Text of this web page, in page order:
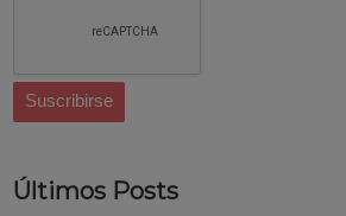
Últimos Posts